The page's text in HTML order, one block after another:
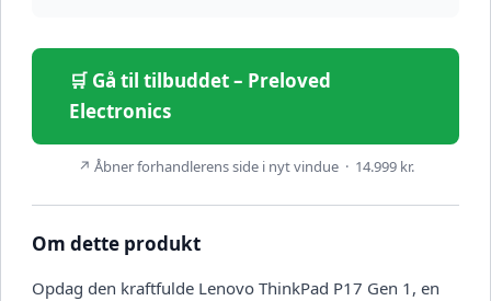
🛒 Gå til tilbuddet – Preloved
Electronics
↗ Åbner forhandlerens side i nyt vindue · 14.999 kr.
Om dette produkt
Opdag den kraftfulde Lenovo ThinkPad P17 Gen 1, en